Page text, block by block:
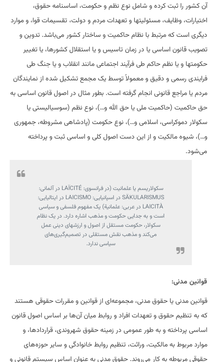
آن کشور را ثبت کرده و شامل نوع نظم و حکومت، اساسنامه حقوق،
اختیارات، وظایف، مسئولیتها و تعهدات مردم و دولت، تقسیمات قوا، و موارد
دیگری است که مرتبط با نظام حاکمیت و ساختار کشور می‌باشد. تدوین و
تصویب قانون اساسی یا در زمان تاسیس و یا استقلال کشورها، یا تغییر
حکومتها و یا نظم حاکم طی فرآیند اجتماعی مانند انقلاب و یا جنگ طی
فرایندی رسمی و دقیق و معمولاً توسط یک مجمع تشکیل شده از نمایندگان
مردم یا مراجع قانونی انجام گرفته است. بطور مثال در اصول قانون اساسی به
حق حاکمیت (حاکمیت ملی یا حق الله و…)، نوع نظم (سوسیالیستی یا
سکولار دموکراسی، اسلامی و…)، نوع حکومت (پادشاهی مشروطه، جمهوری
و…)، شیوه مالکیت و از این دست اصول کلی و اساسی ثبت و پرداخته
می‌شود.
سکولاریسم یا علمانیت (در فرانسوی: LAÏCITÉ در آلمانی:
SÄKULARISMUS در اسپانیایی: LAICISMO در ایتالیایی:
LAICITÀ در عربی: علمانية) یک مفهوم فلسفی و سیاسی
است و به جدایی حکومت و مذهب اشاره دارد. در یک نظام
سکولار، حکومت مستقل از اصول و ارزشهای دینی عمل
می‌کند و مذهب نقش مستقلی در تصمیم‌گیری‌های
سیاسی ندارد.
قوانین مدنی:
قوانین مدنی یا حقوق مدنی، مجموعه‌ای از قوانین و مقررات حقوقی هستند
که به تنظیم حقوق و تعهدات افراد و روابط میان آن‌ها بر اساس اصول قانون
اساسی پرداخته و به طور عمومی در زمینه حقوق شهروندی، قراردادها، و
موارد مربوط به مالکیت، وراثت، تنظیم روابط خانوادگی و سایر حوزه‌های
حقوقی مربوطه به کار می‌روند. حقوق مدنی به عنوان اساس سیستم قانونی و